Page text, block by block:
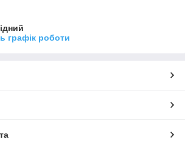
графік роботи